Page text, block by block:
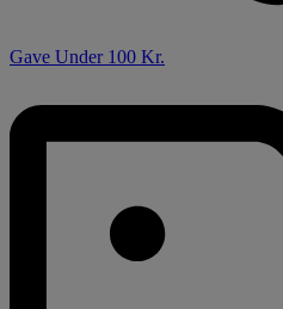
Gave Under 100 Kr.